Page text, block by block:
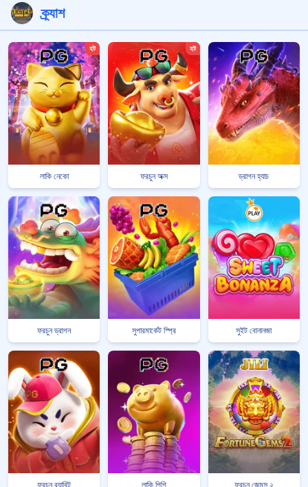
ক্র্যাশ
হট
লাকি নেকো
হট
ফরচুন অক্স ড্রাগন হ্যাচ
ফরচুন ড্রাগন সুপারমার্কেট স্প্রি সুইট বোনানজা
ফরচুন র‍্যাবিট লাকি পিগি ফরচুন জেমস ২